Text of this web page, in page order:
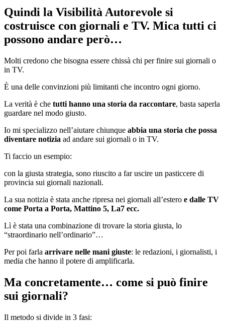
Quindi la Visibilità Autorevole si
costruisce con giornali e TV. Mica tutti ci
possono andare però…
Molti credono che bisogna essere chissà chi per finire sui giornali o
in TV.
È una delle convinzioni più limitanti che incontro ogni giorno.
La verità è che tutti hanno una storia da raccontare, basta saperla
guardare nel modo giusto.
Io mi specializzo nell’aiutare chiunque abbia una storia che possa
diventare notizia ad andare sui giornali o in TV.
Ti faccio un esempio:
con la giusta strategia, sono riuscito a far uscire un pasticcere di
provincia sui giornali nazionali.
La sua notizia è stata anche ripresa nei giornali all’estero e dalle TV
come Porta a Porta, Mattino 5, La7 ecc.
Lì è stata una combinazione di trovare la storia giusta, lo
“straordinario nell’ordinario”…
Per poi farla arrivare nelle mani giuste: le redazioni, i giornalisti, i
media che hanno il potere di amplificarla.
Ma concretamente… come si può finire
sui giornali?
Il metodo si divide in 3 fasi: